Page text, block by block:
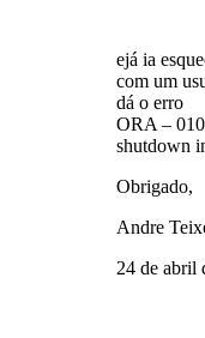
ejá ia
com um
dá o erro
ORA –
shutdown
Obrigado,
Andre
24 de abril